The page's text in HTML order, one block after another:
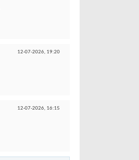
12-07-2026, 19:20
12-07-2026, 16:15